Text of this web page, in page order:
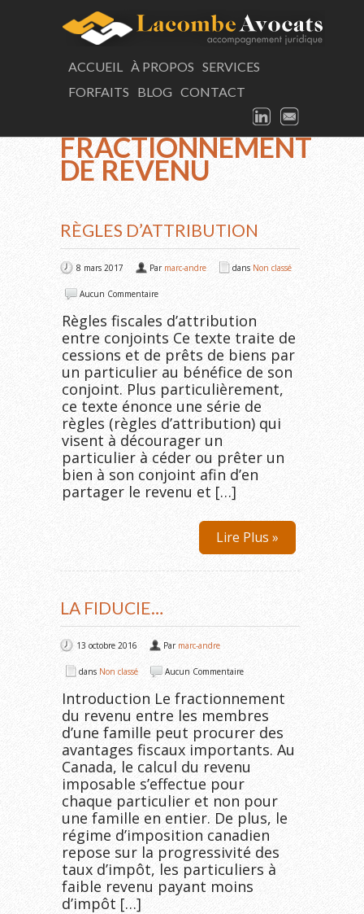
ACCUEIL À PROPOS SERVICES
FORFAITS
BLOG CONTACT
LINKEDIN
TAG ARCHIVES:
FRACTIONNEMENT
DE REVENU
RÈGLES D’ATTRIBUTION
8 mars 2017 Par marc-andre dans Non classé
Aucun Commentaire
Règles fiscales d’attribution
entre conjoints Ce texte traite de
cessions et de prêts de biens par
un particulier au bénéfice de son
conjoint. Plus particulièrement,
ce texte énonce une série de
règles (règles d’attribution) qui
visent à décourager un
particulier à céder ou prêter un
bien à son conjoint afin d’en
partager le revenu et […]
Lire Plus »
LA FIDUCIE…
13 octobre 2016 Par marc-andre
dans Non classé Aucun Commentaire
Introduction Le fractionnement
du revenu entre les membres
d’une famille peut procurer des
avantages fiscaux importants. Au
Canada, le calcul du revenu
imposable s’effectue pour
chaque particulier et non pour
une famille en entier. De plus, le
régime d’imposition canadien
repose sur la progressivité des
taux d’impôt, les particuliers à
faible revenu payant moins
d’impôt […]